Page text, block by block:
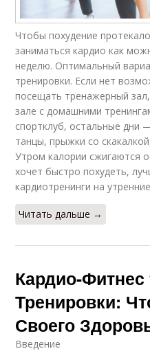
Чтобы похудение
заниматься кардио как
неделю. Оптимальный
тренировки. Если нет
посещать тренажерный
зале с домашними
спортклуб, остальные дни
танцы, прыжки со
Утром калории сжигаются
хочет быстро похудеть,
кардиотренинги на
Читать дальше →
Кардио-
Тренировки:
Своего
Введение